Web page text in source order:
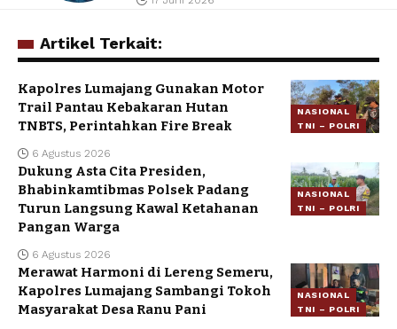
Artikel Terkait:
NASIONAL
TNI – POLRI
Kapolres Lumajang Gunakan Motor
Trail Pantau Kebakaran Hutan
TNBTS, Perintahkan Fire Break
6 Agustus 2026
NASIONAL
TNI – POLRI
Dukung Asta Cita Presiden,
Bhabinkamtibmas Polsek Padang
Turun Langsung Kawal Ketahanan
Pangan Warga
6 Agustus 2026
NASIONAL
TNI – POLRI
Merawat Harmoni di Lereng Semeru,
Kapolres Lumajang Sambangi Tokoh
Masyarakat Desa Ranu Pani